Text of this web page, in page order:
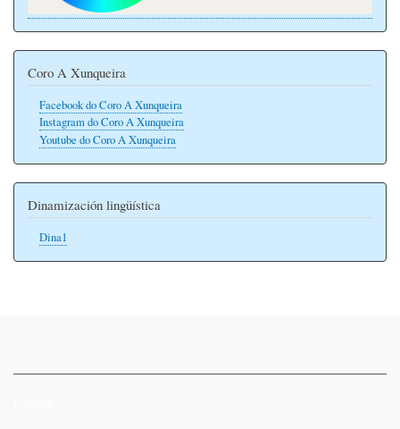
Coro A Xunqueira
Facebook do Coro A Xunqueira
Instagram do Coro A Xunqueira
Youtube do Coro A Xunqueira
Dinamización lingüística
Dina1